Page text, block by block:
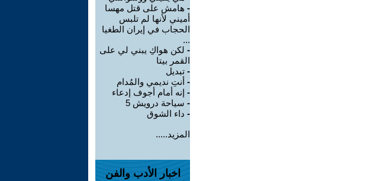
- هامش على قتل مهسا
أميني لأنها لم تلبس
الحجاب في إيران الطغيا
...
- لكن هواكِ يبني لي على
القمر بيتا
- تبديل
- أنتِ نديمي والمُدام
- إنه أمام أجوف إدعاء
- سياحة درويش 5
- داء الشوق
المزيد.....
اخبار الأدب والفن